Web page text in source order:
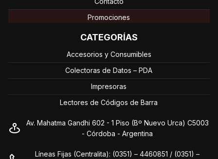
Promociones
CATEGORÍAS
Accesorios y Consumibles
Colectoras de Datos – PDA
Impresoras
Lectores de Códigos de Barra
Av. Mahatma Gandhi 602 - 1 Piso (Bº Nuevo Urca) C5003
- Córdoba - Argentina
Líneas Fijas (Centralita): (0351) – 4460851 / (0351) –